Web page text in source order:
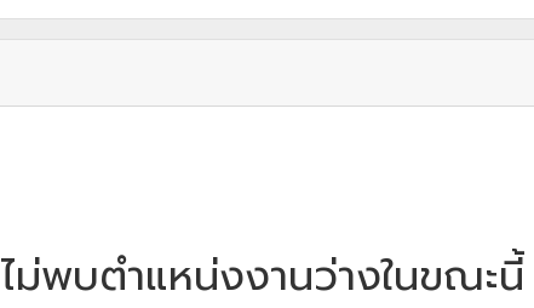
ไม่พบตำแหน่งงานว่างในขณะนี้